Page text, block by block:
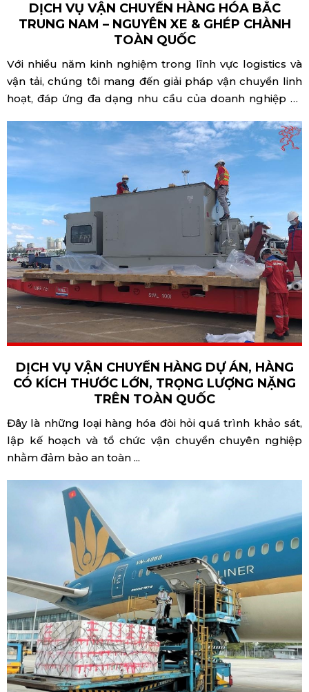
DỊCH VỤ VẬN CHUYỂN HÀNG HÓA BẮC
TRUNG NAM – NGUYÊN XE & GHÉP CHÀNH
TOÀN QUỐC
Với nhiều năm kinh nghiệm trong lĩnh vực logistics và
vận tải, chúng tôi mang đến giải pháp vận chuyển linh
hoạt, đáp ứng đa dạng nhu cầu của doanh nghiệp và
DỊCH VỤ VẬN CHUYỂN HÀNG DỰ ÁN, HÀNG
CÓ KÍCH THƯỚC LỚN, TRỌNG LƯỢNG NẶNG
TRÊN TOÀN QUỐC
Đây là những loại hàng hóa đòi hỏi quá trình khảo sát,
lập kế hoạch và tổ chức vận chuyển chuyên nghiệp
nhằm đảm bảo an toàn ...